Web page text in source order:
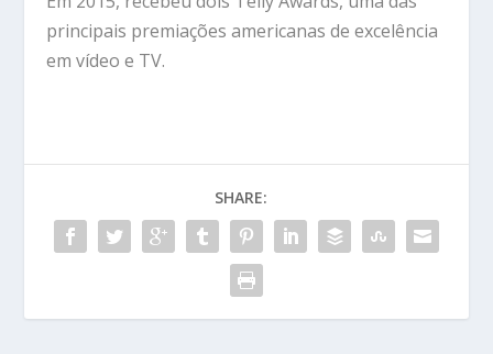
principais premiações americanas de excelência
em vídeo e TV.
SHARE: